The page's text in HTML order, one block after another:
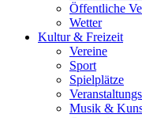
Öffentliche
Wetter
Kultur & Freizeit
Vereine
Sport
Spielplätze
Musik &